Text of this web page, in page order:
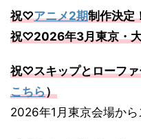
祝♡アニメ2期制作決定
祝♡2026年3月東京・
祝♡スキップとローフ
こちら）
2026年1月東京会場か